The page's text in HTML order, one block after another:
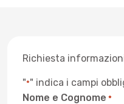
Richiesta
"*" indica i campi
Nome e Cognome *